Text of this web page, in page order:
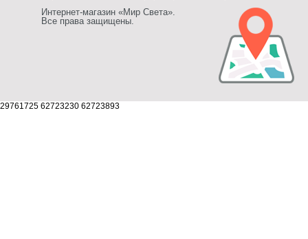
Интернет-магазин «Мир Света».
Все права защищены.
29761725 62723230 62723893